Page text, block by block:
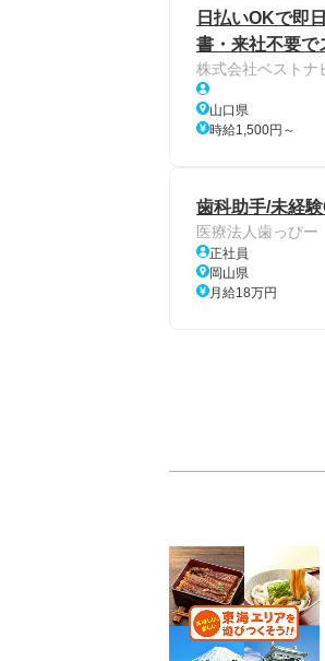
日払いOKで即
書・来社不要で
株式会社ベストナ
山口県
時給1,500円～
歯科助手/未経
医療法人歯っぴー
正社員
岡山県
月給18万円